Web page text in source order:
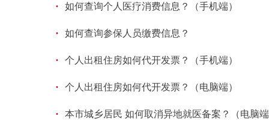
· 如何查询个人医疗消费信息？（手机端）
· 如何查询参保人员缴费信息？
· 个人出租住房如何代开发票？（手机端）
· 个人出租住房如何代开发票？（电脑端）
· 本市城乡居民 如何取消异地就医备案？（电脑